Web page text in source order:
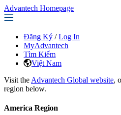
Advantech Homepage
Đăng Ký / Log In
MyAdvantech
Tìm Kiếm
Việt Nam
Visit the Advantech Global website,
region below.
America Region